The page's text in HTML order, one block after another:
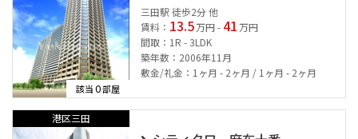
該当0部屋
三田駅 徒歩2分 他
賃料： 13.5 万円 - 41 万円
間取：1R - 3LDK
築年数：2006年11月
敷金/礼金：1ヶ月 - 2ヶ月 / 1ヶ月 - 2ヶ月
港区三田